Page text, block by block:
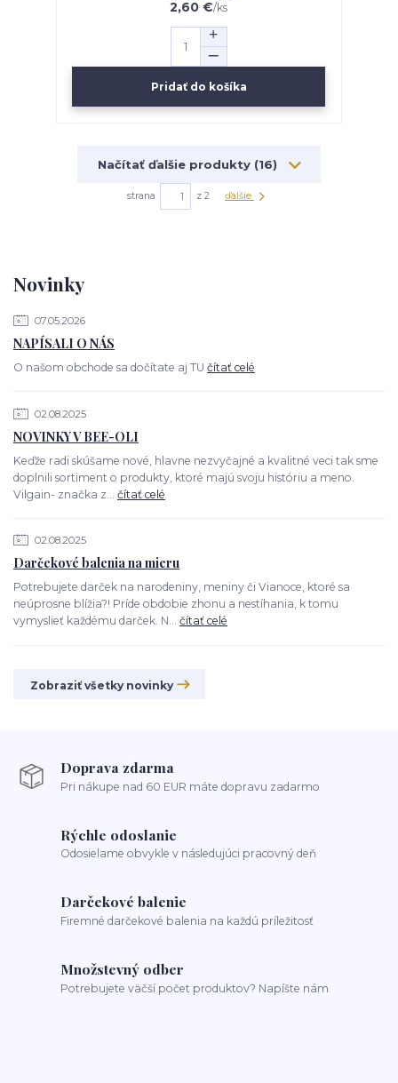
Novinky
07.05.2026
NAPÍSALI O NÁS
O našom obchode sa dočítate aj TU čítať celé
02.08.2025
NOVINKY V BEE-OLI
Keďže radi skúšame nové, hlavne nezvyčajné a kvalitné veci tak sme
doplnili sortiment o produkty, ktoré majú svoju históriu a meno.
Vilgain- značka z... čítať celé
02.08.2025
Darčekové balenia na mieru
Potrebujete darček na narodeniny, meniny či Vianoce, ktoré sa
neúprosne blížia?! Príde obdobie zhonu a nestíhania, k tomu
vymyslieť každému darček. N... čítať celé
Zobraziť všetky novinky
2,60 €/ks
Pridať do košíka
Načítať ďalšie produkty (16)
strana z 2 ďalšie
Doprava zdarma
Pri nákupe nad 60 EUR máte dopravu zadarmo
Rýchle odoslanie
Odosielame obvykle v následujúci pracovný deň
Darčekové balenie
Firemné darčekové balenia na každú príležitosť
Množstevný odber
Potrebujete väčší počet produktov? Napíšte nám